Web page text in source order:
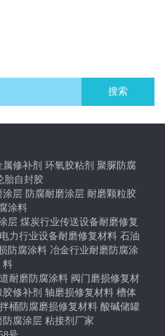
搜索
属修补剂 环氧胶粘剂 聚脲防腐
胎自封胶
涂层 防腐耐磨涂层 耐磨颗粒胶
涂料
层 煤炭行业传送设备耐磨修复
电力行业设备耐磨修复材料 石油
防腐涂料 冶金行业耐磨防腐涂
料
耐磨防腐涂料 阀门磨损修复材
胶修补剂 轴磨损修复材料 槽体
桶防腐磨损修复材料 酸碱储罐
防腐涂层 粘接剂厂家